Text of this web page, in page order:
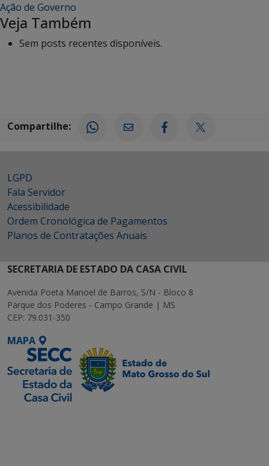
Ação de Governo
Veja Também
Sem posts recentes disponíveis.
Compartilhe:
LGPD
Fala Servidor
Acessibilidade
Ordem Cronológica de Pagamentos
Planos de Contratações Anuais
SECRETARIA DE ESTADO DA CASA CIVIL
Avenida Poeta Manoel de Barros, S/N - Bloco 8
Parque dos Poderes - Campo Grande | MS
CEP: 79.031-350
MAPA